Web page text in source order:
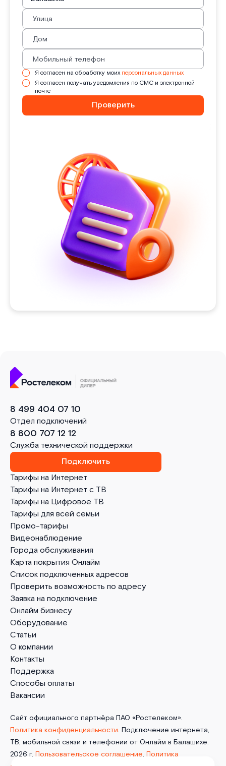
Я согласен на обработку моих персональных данных
Я согласен получать уведомления по СМС и электронной
почте
Проверить
Тарифы на Интернет
Тарифы на Интернет с ТВ
Тарифы на Цифровое ТВ
Тарифы для всей семьи
Промо-тарифы
Видеонаблюдение
Города обслуживания
Карта покрытия Онлайм
Список подключенных адресов
Проверить возможность по адресу
Заявка на подключение
Онлайм бизнесу
Оборудование
Статьи
О компании
Контакты
Поддержка
Способы оплаты
Вакансии
8 499 404 07 10
Отдел подключений
8 800 707 12 12
Служба технической поддержки
Подключить
Сайт официального партнёра ПАО «Ростелеком».
Политика конфиденциальности. Подключение интернета,
ТВ, мобильной связи и телефонии от Онлайм в Балашихе.
2026 г. Пользовательское соглашение. Политика